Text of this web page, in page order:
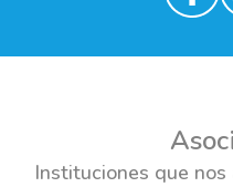
Instituciones que nos